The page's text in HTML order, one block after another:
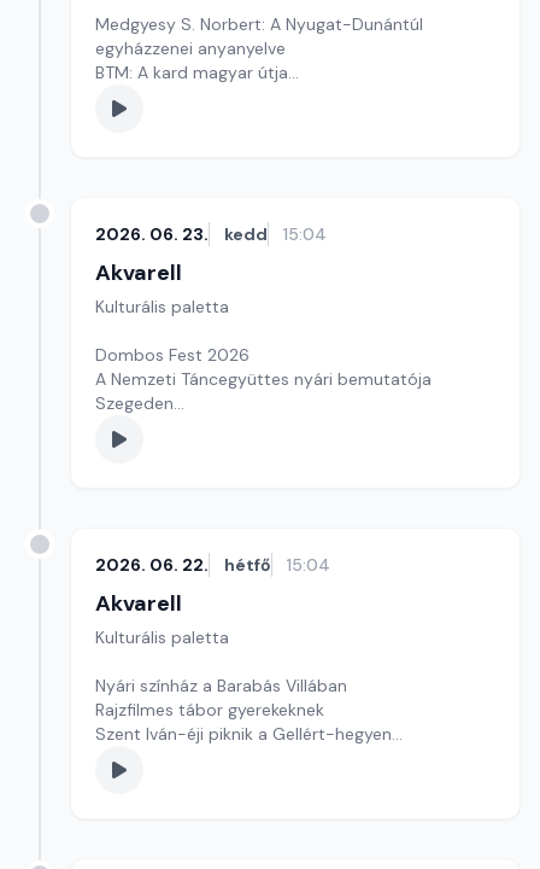
Medgyesy S. Norbert: A Nyugat-Dunántúl
egyházzenei anyanyelve
BTM: A kard magyar útja
Homoludens.hu
Szerkesztő: Fazekas Gyöngyvér
2026. 06. 23. kedd 15:04
Akvarell
Kulturális paletta
Dombos Fest 2026
A Nemzeti Táncegyüttes nyári bemutatója
Szegeden
Kultúrmorzsák
2026. 06. 22. hétfő 15:04
Akvarell
Kulturális paletta
Nyári színház a Barabás Villában
Rajzfilmes tábor gyerekeknek
Szent Iván-éji piknik a Gellért-hegyen
szerkesztő: Szentimrei Kristóf